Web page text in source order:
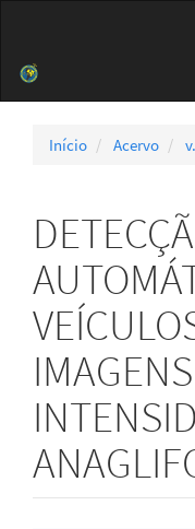
Barra
Início Acervo